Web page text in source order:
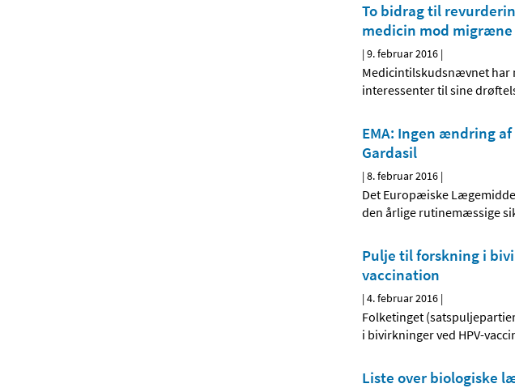
To bidrag til
medicin mod migræne
|9. februar 2016 |
Medicintilskudsnævnet har
interessenter til sine
EMA: Ingen ændring
Gardasil
|8. februar 2016 |
Det Europæiske
den årlige rutinemæssige
Pulje til forskning i
vaccination
|4. februar 2016 |
Folketinget
i bivirkninger ved HPV-
Liste over biologiske